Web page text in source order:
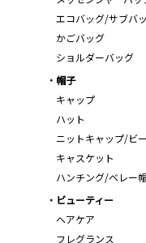
エコバッグ/サブバ
かごバッグ
ショルダーバッグ
帽子
キャップ
ハット
ニットキャップ/ビ
キャスケット
ハンチング/ベレー
ビューティー
ヘアケア
フレグランス